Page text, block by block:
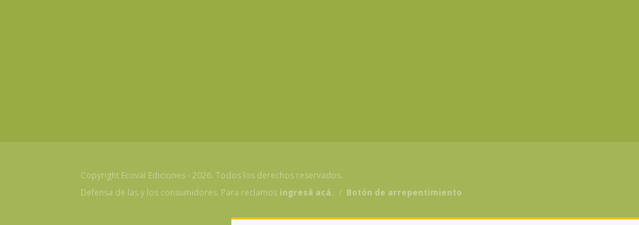
Copyright Ecoval Ediciones - 2026. Todos los derechos reservados.
Defensa de las y los consumidores. Para reclamos ingresá acá. / Botón de arrepentimiento